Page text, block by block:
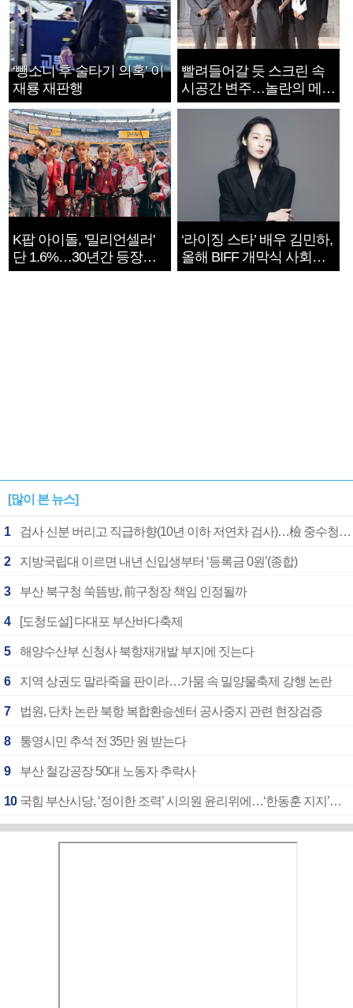
‘뺑소니 후 술타기 의혹’ 이
재룡 재판행
빨려들어갈 듯 스크린 속
시공간 변주…놀란의 메시
지는 ‘전쟁 속죄’
K팝 아이돌, '밀리언셀러'
단 1.6%…30년간 등장
1182개팀 전수조사
‘라이징 스타’ 배우 김민하,
올해 BIFF 개막식 사회자
확정
[많이 본 뉴스]
1 검사 신분 버리고 직급하향(10년 이하 저연차 검사)…檢 중수청행 기피
2 지방국립대 이르면 내년 신입생부터 ‘등록금 0원’(종합)
3 부산 북구청 쑥뜸방, 前구청장 책임 인정될까
4 [도청도설] 다대포 부산바다축제
5 해양수산부 신청사 북항재개발 부지에 짓는다
6 지역 상권도 말라죽을 판이라…가뭄 속 밀양물축제 강행 논란
7 법원, 단차 논란 북항 복합환승센터 공사중지 관련 현장검증
8 통영시민 추석 전 35만 원 받는다
9 부산 철강공장 50대 노동자 추락사
10 국힘 부산시당, ‘정이한 조력’ 시의원 윤리위에…‘한동훈 지지’도 신고접수